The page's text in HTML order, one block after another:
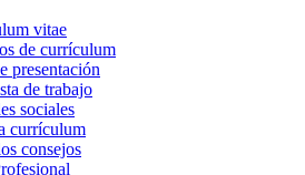
vitae
de currículum
presentación
de trabajo
sociales
currículum
consejos